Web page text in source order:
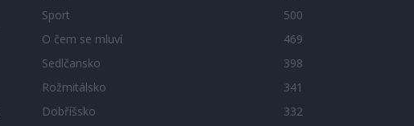
Sport
500
O čem se mluví
469
Sedlčansko
398
Rožmitálsko
341
Dobříšsko
332